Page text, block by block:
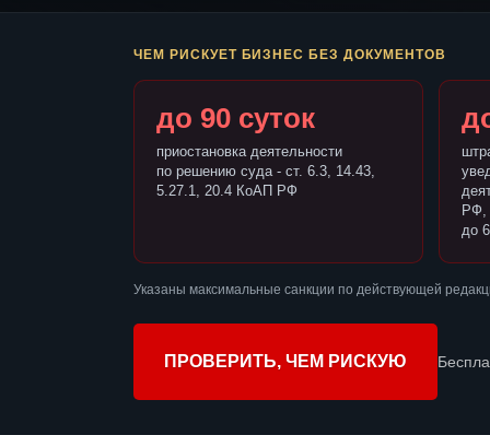
ЧЕМ РИСКУЕТ БИЗНЕС БЕЗ ДОКУМЕНТОВ
до 90 суток
приостановка деятельности
по решению суда - ст. 6.3, 14.43,
5.27.1, 20.4 КоАП РФ
РФ,
до
Указаны максимальные санкции по действующей
ПРОВЕРИТЬ, ЧЕМ РИСКУЮ